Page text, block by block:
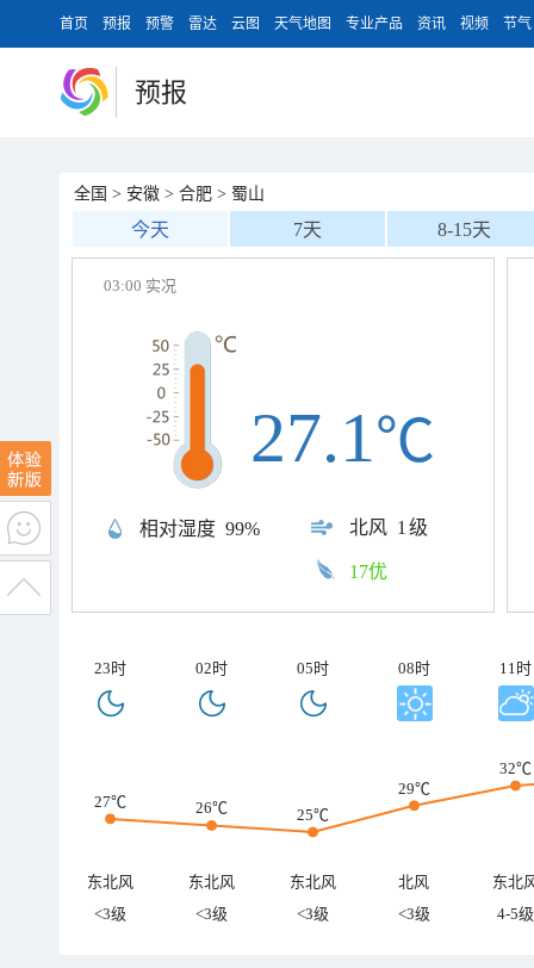
首页 预报 预警 雷达 云图 天气地图 专业产品 资讯 视频 节气
预报
全国 > 安徽 > 合肥 > 蜀山
今天 7天 8-15天
03:00 实况
相对湿度 99% 北风 1级
27.1℃
17优
23时 02时 05时 08时 11时
27℃ 26℃ 25℃
29℃
32℃
东北风 东北风 东北风 北风
东北
<3级
<3级 <3级 <3级 4-5级